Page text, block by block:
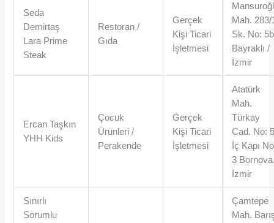
Seda
Demirtaş
Lara Prime
Steak
Restoran /
Gıda
Gerçek
Kişi Ticari
İşletmesi
Mah. 283/
Sk. No: 5b
Bayraklı /
İzmir
Ercan Taşkın
YHH Kids
Çocuk
Ürünleri /
Perakende
Gerçek
Kişi Ticari
İşletmesi
Atatürk
Mah.
Türkay
Cad. No:
İç Kapı
3
İzmir
Sınırlı
Sorumlu
Çamtepe
Mah.